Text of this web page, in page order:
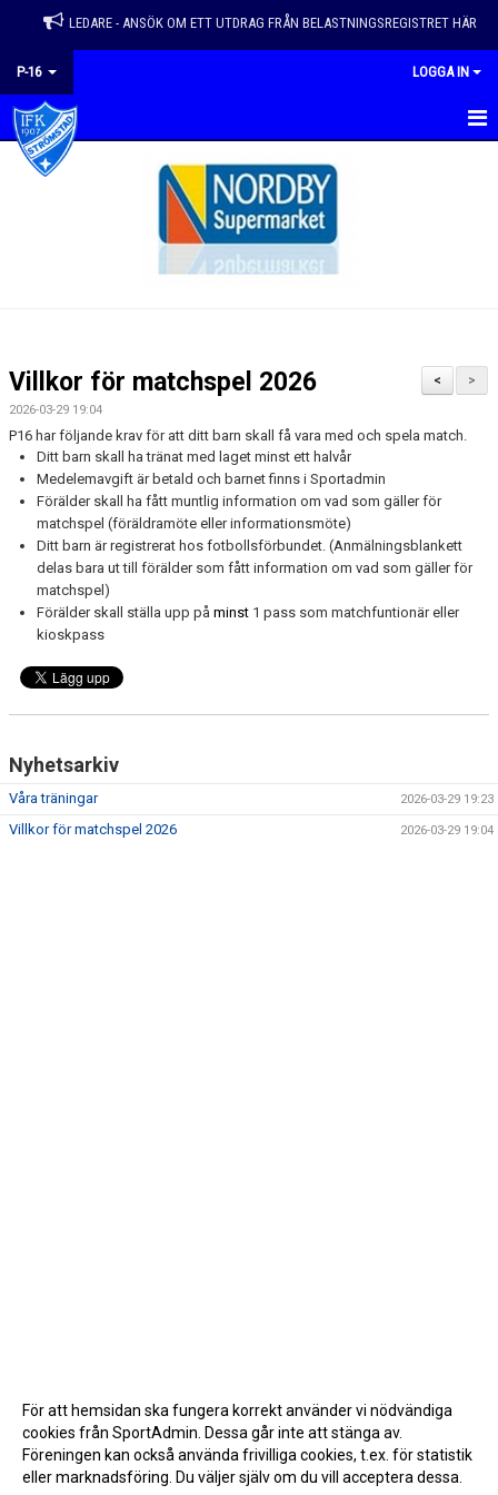
LEDARE - ANSÖK OM ETT UTDRAG FRÅN BELASTNINGSREGISTRET HÄR
P-16 LOGGA IN
HEM
DOKUMENT
BILDGALLERI
TRUPP
MATCHER
VERKSAMHETSBERÄTTELSE
>
<
Villkor för matchspel 2026
2026-03-29 19:04
P16 har följande krav för att ditt barn skall få vara med och spela match.
Ditt barn skall ha tränat med laget minst ett halvår
Medelemavgift är betald och barnet finns i Sportadmin
Förälder skall ha fått muntlig information om vad som gäller för
matchspel (föräldramöte eller informationsmöte)
Ditt barn är registrerat hos fotbollsförbundet. (Anmälningsblankett
delas bara ut till förälder som fått information om vad som gäller för
matchspel)
Förälder skall ställa upp på minst 1 pass som matchfuntionär eller
kioskpass
Nyhetsarkiv
Våra träningar 2026-03-29 19:23
Villkor för matchspel 2026 2026-03-29 19:04
För att hemsidan ska fungera korrekt använder vi nödvändiga
cookies från SportAdmin. Dessa går inte att stänga av.
Föreningen kan också använda frivilliga cookies, t.ex. för statistik
eller marknadsföring. Du väljer själv om du vill acceptera dessa.